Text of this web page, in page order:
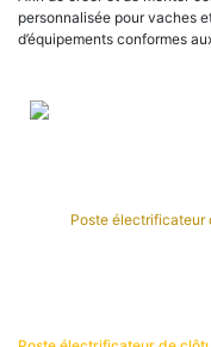
personnalisée pour vaches
d’équipements conformes